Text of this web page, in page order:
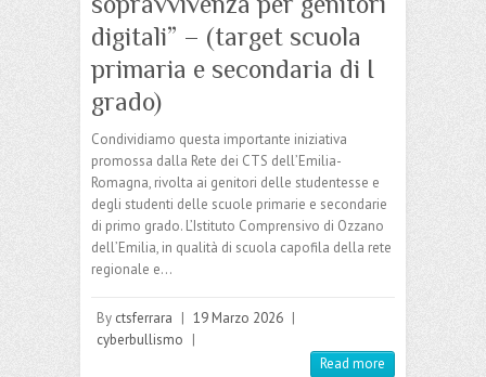
digitali” – (target scuola
primaria e secondaria di I
grado)
Condividiamo questa importante iniziativa
promossa dalla Rete dei CTS dell’Emilia-
Romagna, rivolta ai genitori delle studentesse e
degli studenti delle scuole primarie e secondarie
di primo grado. L’Istituto Comprensivo di Ozzano
dell’Emilia, in qualità di scuola capofila della rete
regionale e…
By ctsferrara | 19 Marzo 2026 |
cyberbullismo |
Read more